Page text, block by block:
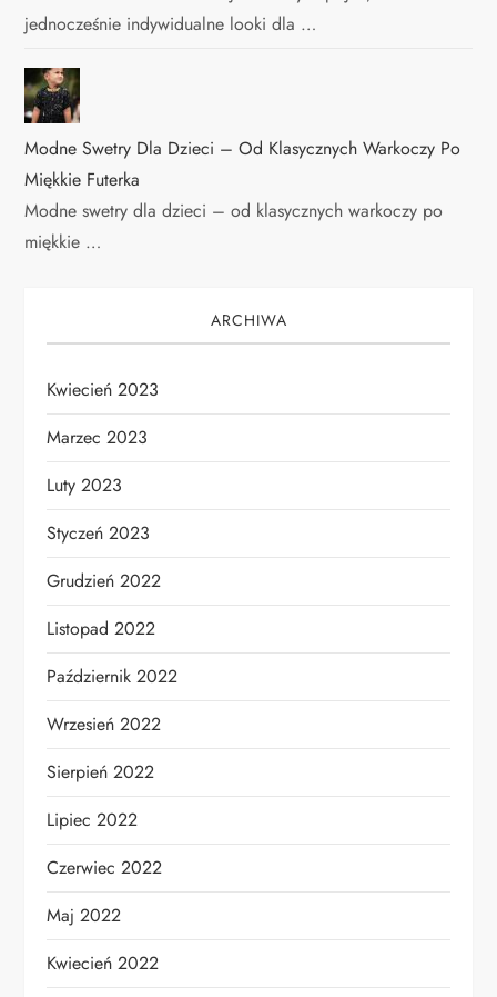
jednocześnie indywidualne looki dla …
Modne Swetry Dla Dzieci – Od Klasycznych Warkoczy Po
Miękkie Futerka
Modne swetry dla dzieci – od klasycznych warkoczy po
miękkie …
ARCHIWA
Kwiecień 2023
Marzec 2023
Luty 2023
Styczeń 2023
Grudzień 2022
Listopad 2022
Październik 2022
Wrzesień 2022
Sierpień 2022
Lipiec 2022
Czerwiec 2022
Maj 2022
Kwiecień 2022